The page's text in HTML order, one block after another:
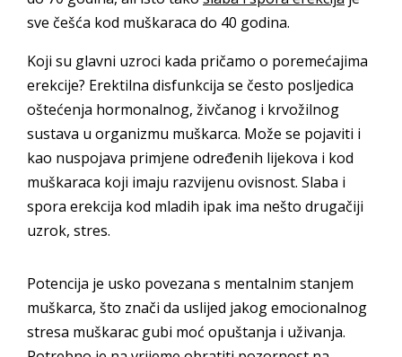
sve češća kod muškaraca do 40 godina.
Koji su glavni uzroci kada pričamo o poremećajima
erekcije? Erektilna disfunkcija se često posljedica
oštećenja hormonalnog, živčanog i krvožilnog
sustava u organizmu muškarca. Može se pojaviti i
kao nuspojava primjene određenih lijekova i kod
muškaraca koji imaju razvijenu ovisnost. Slaba i
spora erekcija kod mladih ipak ima nešto drugačiji
uzrok, stres.
Potencija je usko povezana s mentalnim stanjem
muškarca, što znači da uslijed jakog emocionalnog
stresa muškarac gubi moć opuštanja i uživanja.